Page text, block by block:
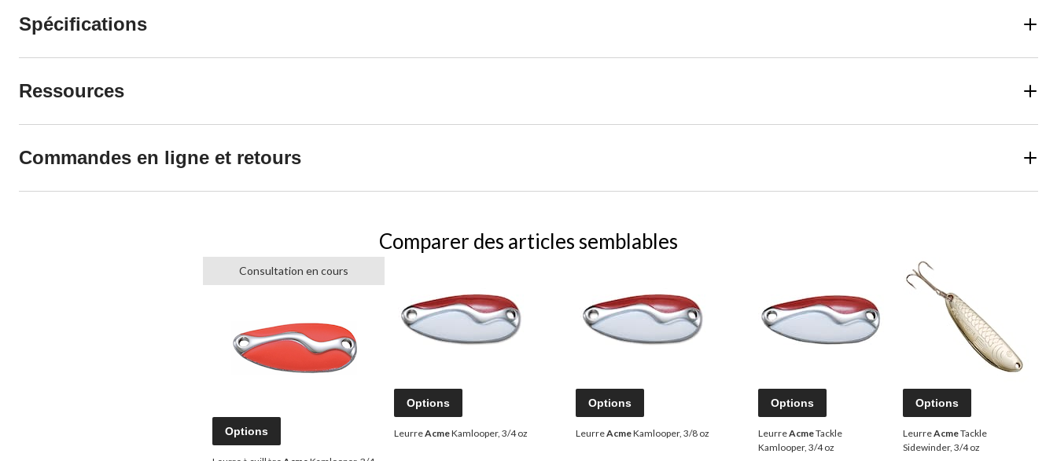
Spécifications
Ressources
Commandes en ligne et retours
Comparer des articles semblables
Consultation en cours
Options
Options
LeurreAcmeKamlooper, 3/4 oz
Options
LeurreAcmeKamlooper, 3/8 oz
Options
LeurreAcmeTackle
Kamlooper, 3/4 oz
Options
LeurreAcmeTackle
Sidewinder, 3/4 oz